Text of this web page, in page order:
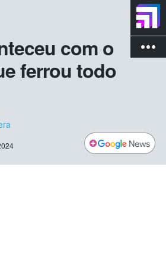
more_vert
com o
ferrou todo